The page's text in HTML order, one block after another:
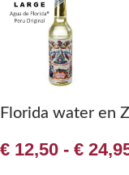
Florida water en
€ 12,50 - €